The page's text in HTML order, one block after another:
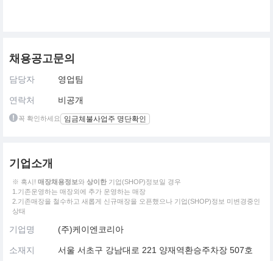
채용공고문의
담당자 영업팀
연락처 비공개
꼭 확인하세요 임금체불사업주 명단확인
기업소개
※ 혹시! 매장채용정보와 상이한 기업(SHOP)정보일 경우
1.기존운영하는 매장외에 추가 운영하는 매장
2.기존매장을 철수하고 새롭게 신규매장을 오픈했으나 기업(SHOP)정보 미변경중인
상태
기업명 (주)케이엔코리아
소재지 서울 서초구 강남대로 221 양재역환승주차장 507호